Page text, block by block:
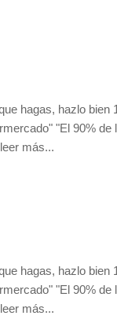
hagas, hazlo
"El 90%
más...
hagas, hazlo
"El 90%
más...